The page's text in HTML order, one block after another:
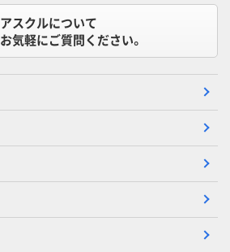
アスクルについて
お気軽にご質問ください。